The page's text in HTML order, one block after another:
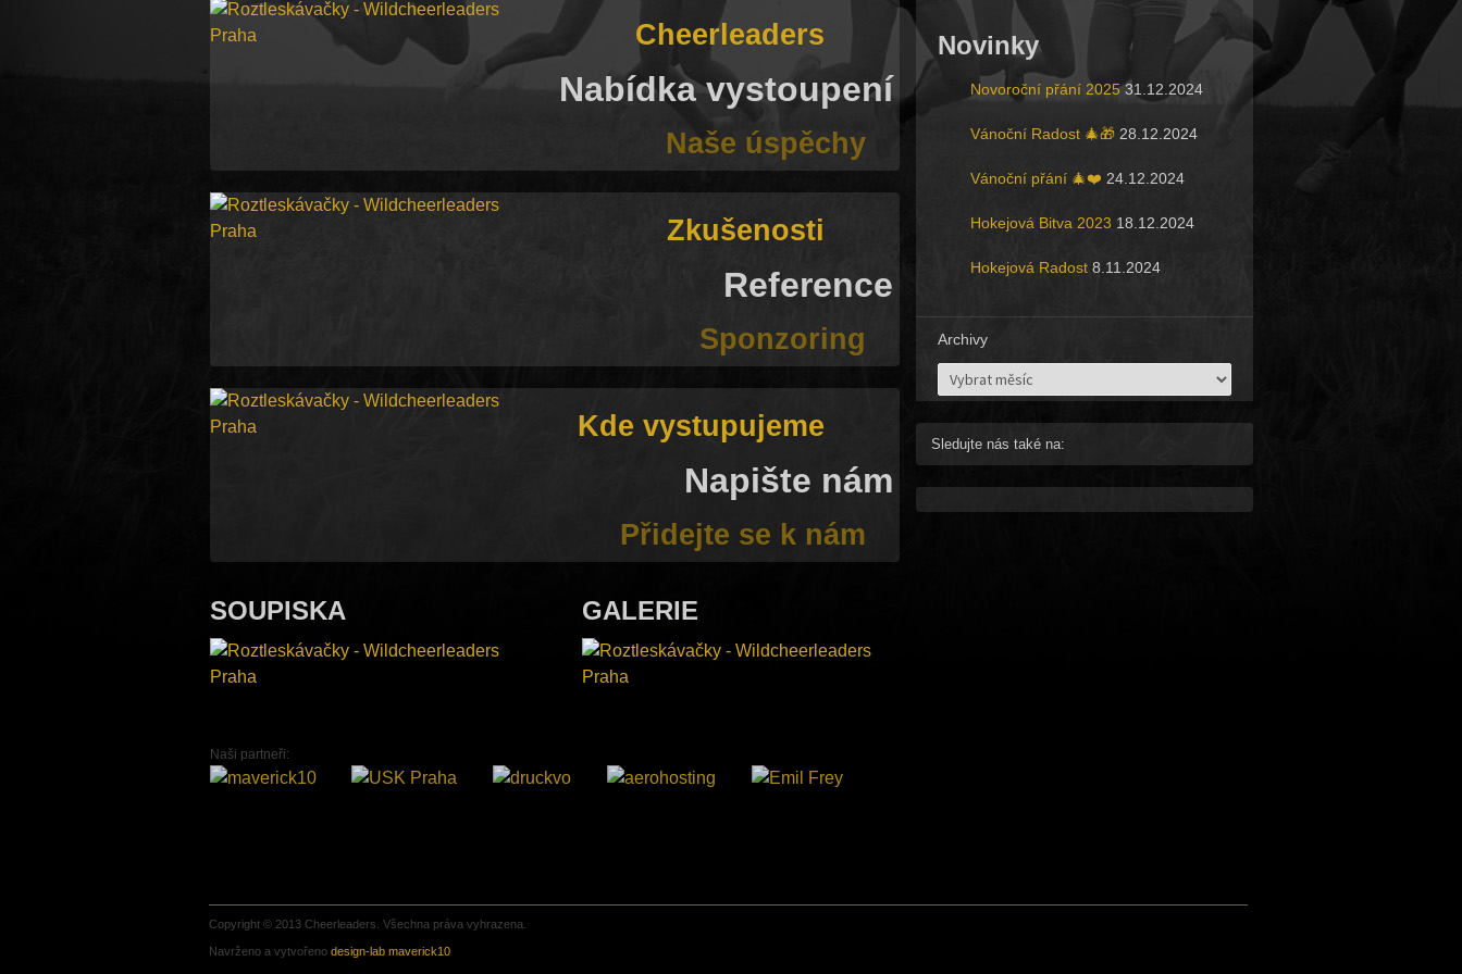
Cheerleaders
Nabídka vystoupení
Naše úspěchy
Zkušenosti
Reference
Sponzoring
Kde vystupujeme
Napište nám
Přidejte se k nám
GALERIE
SOUPISKA
Novinky
Novoroční přání 2025 31.12.2024
Vánoční Radost 🎄🎁 28.12.2024
Vánoční přání 🎄❤️ 24.12.2024
Hokejová Bitva 2023 18.12.2024
Hokejová Radost 8.11.2024
Archivy
Sledujte nás také na:
Naši partneři:
Copyright © 2013 Cheerleaders. Všechna práva vyhrazena.
Navrženo a vytvořeno design-lab maverick10